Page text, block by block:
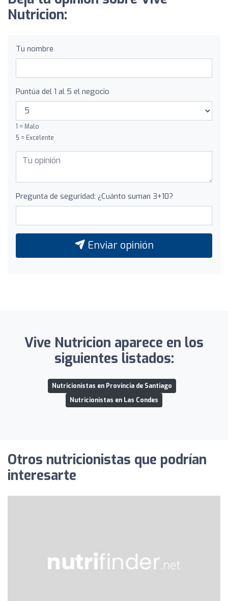
Nutricion:
Tu nombre
Puntúa del 1 al 5 el negocio
1 = Malo
5 = Excelente
Pregunta de seguridad: ¿Cuánto suman 3+10?
Enviar opinión
Vive Nutricion aparece en los
siguientes listados:
Nutricionistas en Provincia de Santiago
Nutricionistas en Las Condes
Otros nutricionistas que podrían
interesarte